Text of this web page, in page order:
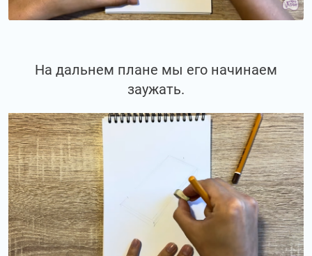
На дальнем плане мы его начинаем
заужать.